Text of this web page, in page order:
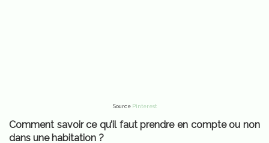
Source Pinterest
Comment savoir ce qu’il faut prendre en compte ou non
dans une habitation ?